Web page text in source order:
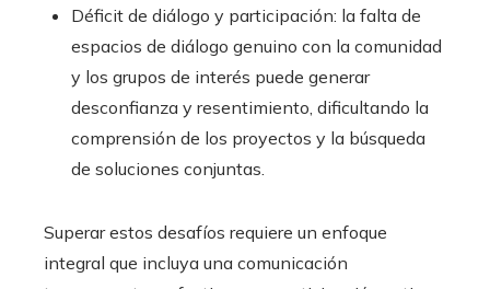
Déficit de diálogo y participación: la falta de
espacios de diálogo genuino con la comunidad
y los grupos de interés puede generar
desconfianza y resentimiento, dificultando la
comprensión de los proyectos y la búsqueda
de soluciones conjuntas.
Superar estos desafíos requiere un enfoque
integral que incluya una comunicación